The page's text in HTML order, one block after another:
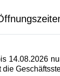
14.08.2026
die